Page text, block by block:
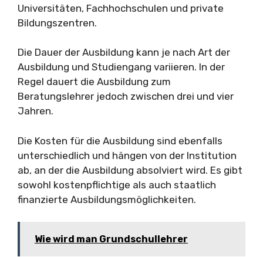
Universitäten, Fachhochschulen und private
Bildungszentren.
Die Dauer der Ausbildung kann je nach Art der
Ausbildung und Studiengang variieren. In der
Regel dauert die Ausbildung zum
Beratungslehrer jedoch zwischen drei und vier
Jahren.
Die Kosten für die Ausbildung sind ebenfalls
unterschiedlich und hängen von der Institution
ab, an der die Ausbildung absolviert wird. Es gibt
sowohl kostenpflichtige als auch staatlich
finanzierte Ausbildungsmöglichkeiten.
Wie wird man Grundschullehrer